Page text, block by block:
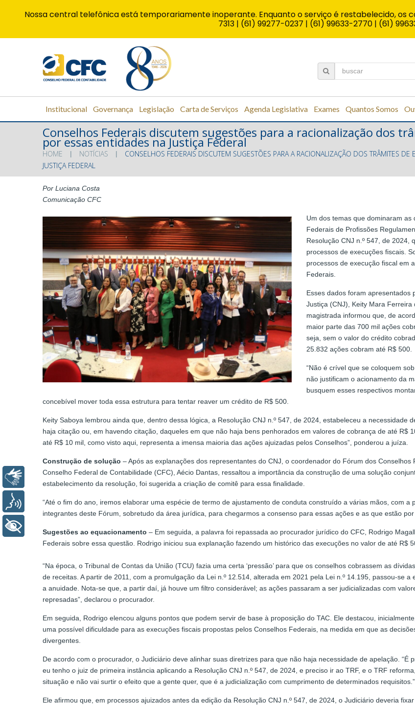
Institucional Governança Legislação Carta de Serviços Agenda Legislativa Exames Quantos Somos
Conselhos Federais discutem sugestões para a racionalização dos
por essas entidades na Justiça Federal
HOME NOTÍCIAS
CONSELHOS FEDERAIS DISCUTEM SUGESTÕES PARA A RACIONALIZAÇÃO DOS TRÂMITES
JUSTIÇA FEDERAL
Por Luciana Costa
Comunicação CFC
Um dos temas que dominaram as
Federais de Profissões
Resolução CNJ n.º 547, de 2024,
processos de execuções fiscais.
processos de execução fiscal em
Federais.
Esses dados foram apresentados
Justiça (CNJ), Keity Mara
magistrada informou que, de
maior parte das 700 mil ações
seja, sem o valor do crédito
25.832 ações cobram até R$ 500.
“Não é crível que se coloquem
não justificam o acionamento da
busquem esses respectivos
concebível mover toda essa estrutura para tentar reaver um crédito de R$ 500.
Keity Saboya lembrou ainda que, dentro dessa lógica, a Resolução CNJ n.º 547, de 2024, estabeleceu a necessidade
haja citação ou, em havendo citação, daqueles em que não haja bens penhorados em valores de cobrança de até R$
até R$ 10 mil, como visto aqui, representa a imensa maioria das ações ajuizadas pelos Conselhos”, ponderou a juíza.
Construção de solução – Após as explanações dos representantes do CNJ, o coordenador do Fórum dos
Conselho Federal de Contabilidade (CFC), Aécio Dantas, ressaltou a importância da construção de uma solução
estabelecimento da resolução, foi sugerida a criação de comitê para essa finalidade.
“Até o fim do ano, iremos elaborar uma espécie de termo de ajustamento de conduta construído a várias mãos, com
integrantes deste Fórum, sobretudo da área jurídica, para chegarmos a consenso para essas ações e as que estão
Sugestões ao equacionamento – Em seguida, a palavra foi repassada ao procurador jurídico do CFC, Rodrigo
Federais sobre essa questão. Rodrigo iniciou sua explanação fazendo um histórico das execuções no valor de até R$
“Na época, o Tribunal de Contas da União (TCU) fazia uma certa ‘pressão’ para que os conselhos cobrassem as
de receitas. A partir de 2011, com a promulgação da Lei n.º 12.514, alterada em 2021 pela Lei n.º 14.195, passou-se
a anuidade. Nota-se que, a partir daí, já houve um filtro considerável; as ações passaram a ser judicializadas com
represadas”, declarou o procurador.
Em seguida, Rodrigo elencou alguns pontos que podem servir de base à proposição do TAC. Ele destacou,
uma possível dificuldade para as execuções fiscais propostas pelos Conselhos Federais, na medida em que as
divergentes.
De acordo com o procurador, o Judiciário deve alinhar suas diretrizes para que não haja necessidade de apelação.
eu tenho o juiz de primeira instância aplicando a Resolução CNJ n.º 547, de 2024, e preciso ir ao TRF, e o TRF
situação e não vai surtir o efeito que a gente quer, que é a judicialização com cumprimento de determinados requisitos.”
Ele afirmou que, em processos ajuizados antes da edição da Resolução CNJ n.º 547, de 2024, o Judiciário deveria
Nossa central telefônica está temporariamente inoperante. Enquanto o serviço é restabelecido, os
7313 | (61) 99277-0237 | (61) 99633-2770 | (61)
Libras
Voz